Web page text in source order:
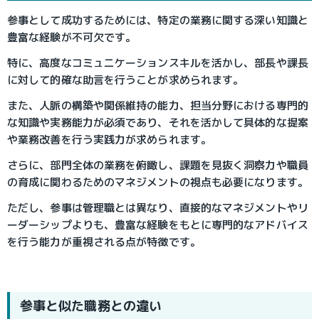
参事として成功するためには、特定の業務に関する深い知識と
豊富な経験が不可欠です。
特に、高度なコミュニケーションスキルを活かし、部長や課長
に対して的確な助言を行うことが求められます。
また、人脈の構築や関係維持の能力、担当分野における専門的
な知識や実務能力が必須であり、それを活かして具体的な提案
や業務改善を行う実践力が求められます。
さらに、部門全体の業務を俯瞰し、課題を見抜く洞察力や職員
の育成に関わるためのマネジメントの視点も必要になります。
ただし、参事は管理職とは異なり、直接的なマネジメントやリ
ーダーシップよりも、豊富な経験をもとに専門的なアドバイス
を行う能力が重視される点が特徴です。
参事と似た職務との違い